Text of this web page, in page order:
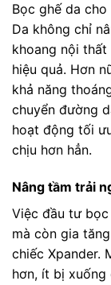
Bọc ghế da
Da không chỉ
khoang nội
hiệu quả. Hơn
khả năng
chuyển đường
hoạt động tối
chịu hơn hẳn.
Nâng tầm trải
Việc đầu tư
mà còn gia
chiếc Xpander.
hơn, ít bị